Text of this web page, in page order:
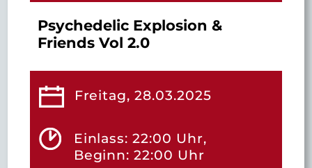
Psychedelic Explosion &
Friends Vol 2.0
Freitag, 28.03.2025
Einlass: 22:00 Uhr,
Beginn: 22:00 Uhr